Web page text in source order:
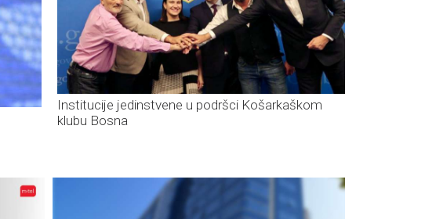
Institucije jedinstvene u podršci Košarkaškom
klubu Bosna